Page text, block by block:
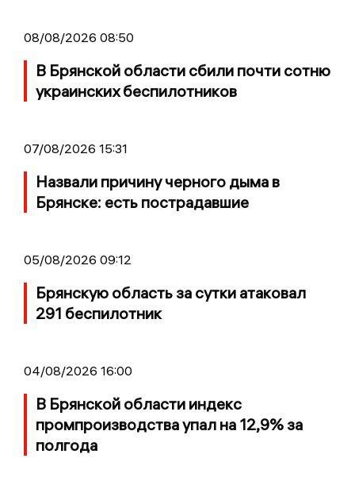
08/08/2026 08:50
В Брянской области сбили почти сотню
украинских беспилотников
07/08/2026 15:31
Назвали причину черного дыма в
Брянске: есть пострадавшие
05/08/2026 09:12
Брянскую область за сутки атаковал
291 беспилотник
04/08/2026 16:00
В Брянской области индекс
промпроизводства упал на 12,9% за
полгода